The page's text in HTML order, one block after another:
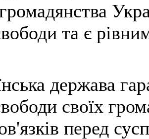
та є
держава
своїх
перед